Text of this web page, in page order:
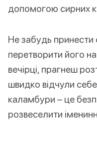
допомогою сирних
Не забудь принести
перетворити його
вечірці, прагнеш
швидко відчули
каламбури – це
розвеселити